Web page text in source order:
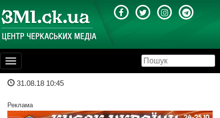
Toggle
navigation
31.08.18 10:45
Реклама